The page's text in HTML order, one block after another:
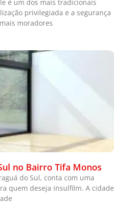
é um dos mais tradicionais
privilegiada e a segurança
moradores
no Bairro Tifa Monos
do Sul, conta com uma
quem deseja insulfilm. A cidade